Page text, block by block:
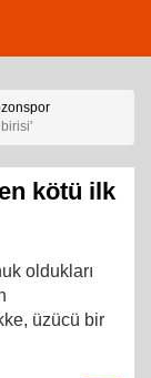
kötü ilk
oldukları
üzücü bir